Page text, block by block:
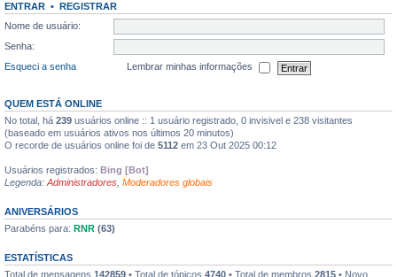
ENTRAR • REGISTRAR
Nome de usuário:
Senha:
Esqueci a senha
Lembrar minhas informações
QUEM ESTÁ ONLINE
No total, há 239 usuários online :: 1 usuário registrado, 0 invisivel e 238 visitantes
(baseado em usuários ativos nos últimos 20 minutos)
O recorde de usuários online foi de 5112 em 23 Out 2025 00:12
Usuários registrados: Bing [Bot]
Legenda: Administradores Moderadores globais
ANIVERSÁRIOS
Parabéns para: RNR (63)
ESTATÍSTICAS
Total de mensagens 142859 • Total de tópicos 4740 • Total de membros 2815 • Novo